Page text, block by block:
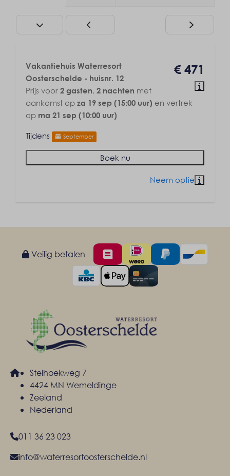
€ 471
Vakantiehuis Waterresort
Oosterschelde - huisnr. 12
Prijs voor 2 gasten, 2 nachten met
aankomst op za 19 sep (15:00 uur) en vertrek
op ma 21 sep (10:00 uur)
Tijdens September
Boek nu
Veilig betalen
Stelhoekweg 7
4424 MN Wemeldinge
Zeeland
Nederland
011 36 23 023
info@waterresortoosterschelde.nl